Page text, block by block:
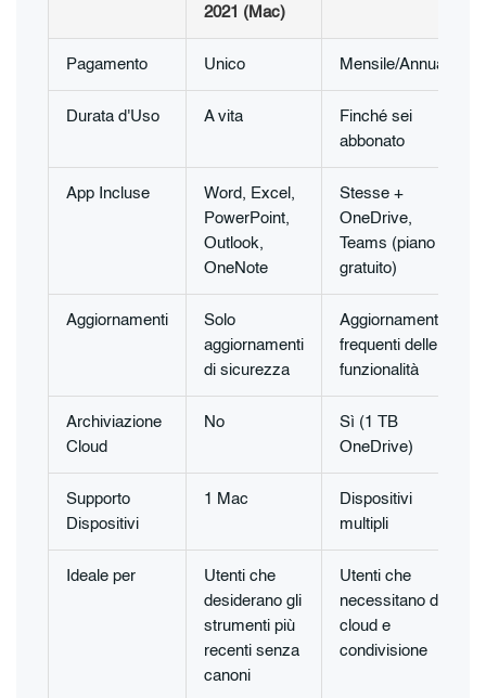
2021 (Mac)
Pagamento Unico Mensile/Annuale
Durata d'Uso A vita
Finché sei
abbonato
App Incluse
Word, Excel,
PowerPoint,
Outlook,
OneNote
Stesse +
OneDrive,
Teams (piano
gratuito)
Aggiornamenti
Solo
aggiornamenti
di sicurezza
Aggiornamenti
frequenti delle
funzionalità
Archiviazione
Cloud
No
Sì (1 TB
OneDrive)
Supporto
Dispositivi
1 Mac
Dispositivi
multipli
Ideale per
Utenti che
desiderano gli
strumenti più
recenti senza
canoni
Utenti che
necessitano di
cloud e
condivisione